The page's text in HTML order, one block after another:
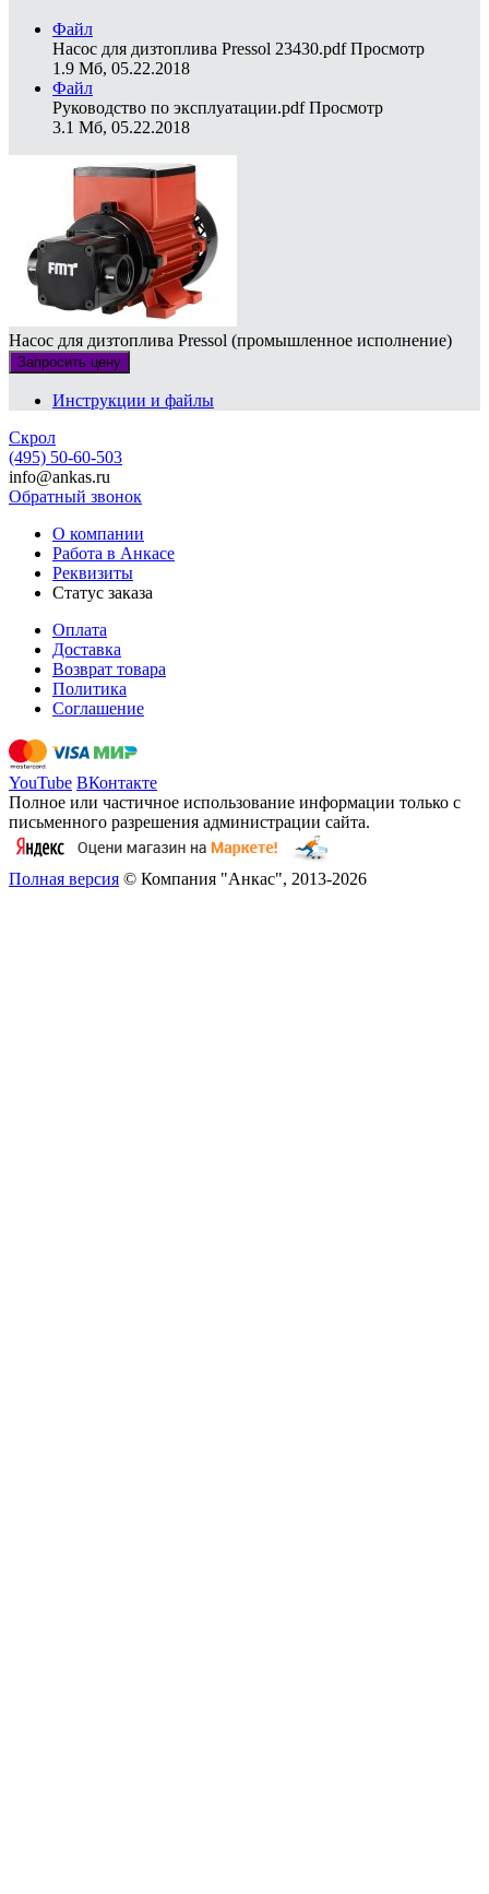
Файл
Насос для дизтоплива Pressol 23430.pdf Просмотр
1.9 Мб, 05.22.2018
Файл
Руководство по эксплуатации.pdf Просмотр
3.1 Мб, 05.22.2018
Насос для дизтоплива Pressol (промышленное исполнение)
Запросить цену
Инструкции и файлы
Скрол
(495) 50-60-503
info@ankas.ru
Обратный звонок
О компании
Работа в Анкасе
Реквизиты
Статус заказа
Оплата
Доставка
Возврат товара
Политика
Соглашение
YouTube ВКонтакте
Полное или частичное использование информации только с
письменного разрешения администрации сайта.
Полная версия © Компания "Анкас", 2013-2026